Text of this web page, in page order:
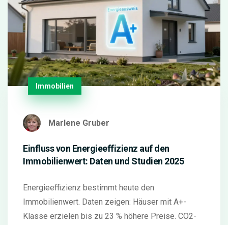
Immobilien
Marlene Gruber
Einfluss von Energieeffizienz auf den
Immobilienwert: Daten und Studien 2025
Energieeffizienz bestimmt heute den
Immobilienwert. Daten zeigen: Häuser mit A+-
Klasse erzielen bis zu 23 % höhere Preise. CO2-